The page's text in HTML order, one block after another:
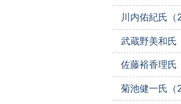
川内佑紀氏
武蔵野美和氏
佐藤裕香理氏
菊池健一氏（